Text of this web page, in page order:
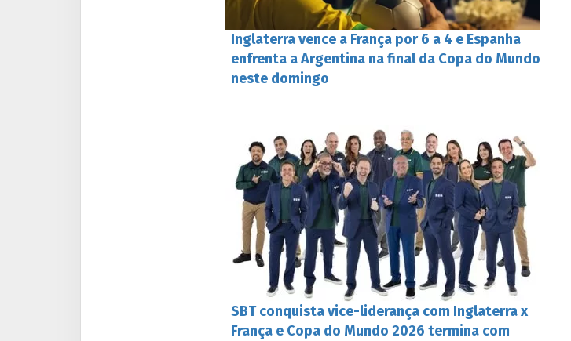
Inglaterra vence a França por 6 a 4 e Espanha
enfrenta a Argentina na final da Copa do Mundo
neste domingo
SBT conquista vice-liderança com Inglaterra x
França e Copa do Mundo 2026 termina com